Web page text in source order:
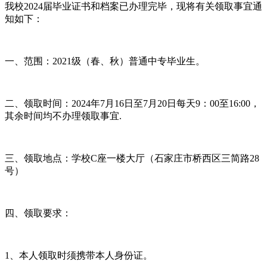
我校2024届毕业证书和档案已办理完毕，现将有关领取事宜通
知如下：
一、范围：2021级（春、秋）普通中专毕业生。
二、领取时间：2024年7月16日至7月20日每天9：00至16:00，
其余时间均不办理领取事宜.
三、领取地点：学校C座一楼大厅（石家庄市桥西区三简路28
号）
四、领取要求：
1、本人领取时须携带本人身份证。